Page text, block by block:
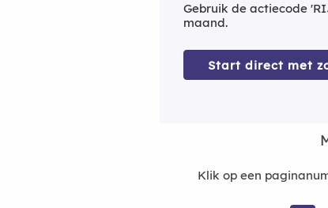
Gebruik de actiecode
maand.
Start direct met
Klik op een